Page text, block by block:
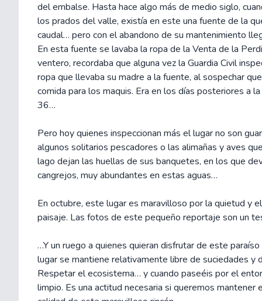
del embalse. Hasta hace algo más de medio siglo,
los prados del valle, existía en este una fuente de la
caudal… pero con el abandono de su mantenimiento
En esta fuente se lavaba la ropa de la Venta de la
ventero, recordaba que alguna vez la Guardia Civil
ropa que llevaba su madre a la fuente, al sospechar
comida para los maquis. Era en los días posteriores a
36…
Pero hoy quienes inspeccionan más el lugar no son
algunos solitarios pescadores o las alimañas y aves
lago dejan las huellas de sus banquetes, en los que
cangrejos, muy abundantes en estas aguas…
En octubre, este lugar es maravilloso por la quietud y
paisaje. Las fotos de este pequeño reportaje son un
…Y un ruego a quienes quieran disfrutar de este
lugar se mantiene relativamente libre de suciedades y
Respetar el ecosistema… y cuando paseéis por el
limpio. Es una actitud necesaria si queremos mantener